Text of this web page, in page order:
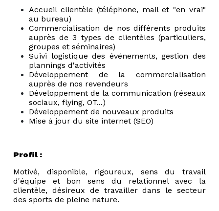
Accueil clientèle (téléphone, mail et "en vrai"
au bureau)
Commercialisation de nos différents produits
auprès de 3 types de clientèles (particuliers,
groupes et séminaires)
Suivi logistique des événements, gestion des
plannings d'activités
Développement de la commercialisation
auprès de nos revendeurs
Développement de la communication (réseaux
sociaux, flying, OT...)
Développement de nouveaux produits
Mise à jour du site internet (SEO)
Profil :
Motivé, disponible, rigoureux, sens du travail
d'équipe et bon sens du relationnel avec la
clientèle, désireux de travailler dans le secteur
des sports de pleine nature.